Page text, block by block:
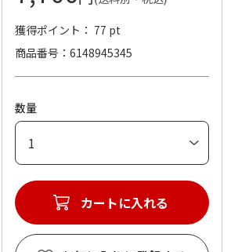
獲得ポイント： 77 pt
商品番号
6148945345
数量
カートに入れる